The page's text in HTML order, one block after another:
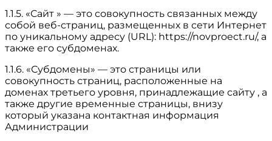
1.1.5. «Сайт » — это совокупность связанных между
собой веб-страниц, размещенных в сети Интернет
по уникальному адресу (URL): https://novproect.ru/, а
также его субдоменах.
1.1.6. «Субдомены» — это страницы или
совокупность страниц, расположенные на
доменах третьего уровня, принадлежащие сайту , а
также другие временные страницы, внизу
который указана контактная информация
Администрации